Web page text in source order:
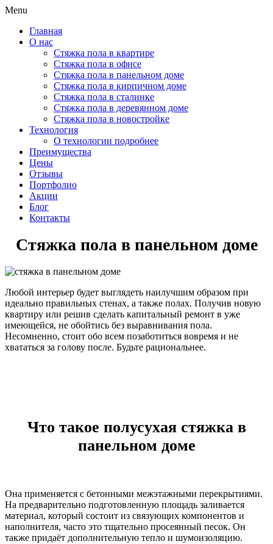
Menu
Главная
О нас
Стяжка пола в квартире
Стяжка пола в офисе
Стяжка пола в панельном доме
Стяжка пола в кирпичном доме
Стяжка пола в сталинке
Стяжка пола в деревянном доме
Стяжка пола в новостройке
Технология
О технологии подробнее
Преимущества
Цены
Отзывы
Портфолио
Акции
Блог
Контакты
Стяжка пола в панельном доме
Любой интерьер будет выглядеть наилучшим образом при
идеально правильных стенах, а также полах. Получив новую
квартиру или решив сделать капитальный ремонт в уже
имеющейся, не обойтись без выравнивания пола.
Несомненно, стоит обо всем позаботиться вовремя и не
хвататься за голову после. Будьте рациональнее.
Что такое полусухая стяжка в
панельном доме
Она применяется с бетонными межэтажными перекрытиями.
На предварительно подготовленную площадь заливается
материал, который состоит из связующих компонентов и
наполнителя, часто это тщательно просеянный песок. Он
также придаёт дополнительную тепло и шумоизоляцию.